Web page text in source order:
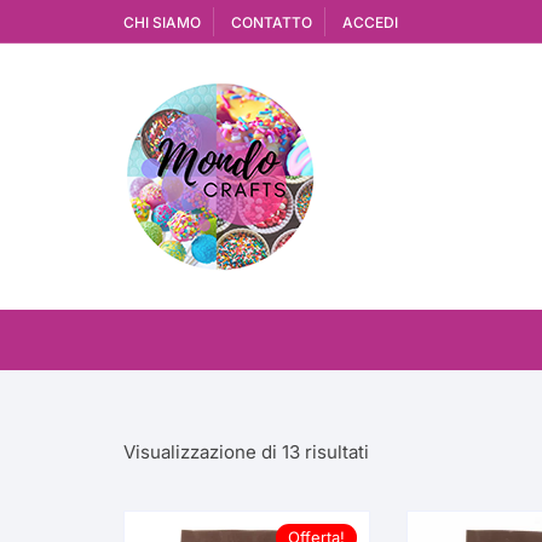
al
CHI SIAMO CONTATTO ACCEDI
Visualizzazione di 13 risultati
Offerta!